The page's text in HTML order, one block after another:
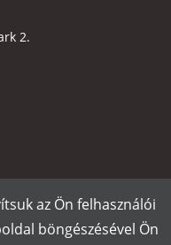
2.
tájékoztató
ÁSZF
az Ön felhasználói
böngészésével Ön